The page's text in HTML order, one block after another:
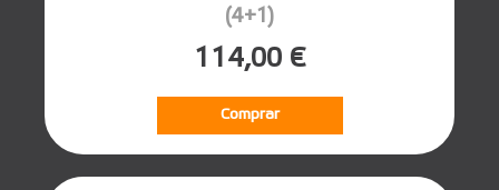
(4+1)
114,00 €
Comprar